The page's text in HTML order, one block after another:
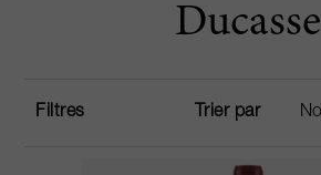
Ducasse
Filtres Trier par